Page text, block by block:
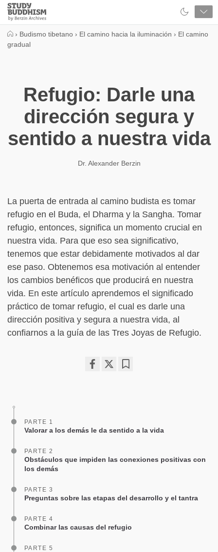
Close
Study
Buddhism
› Budismo tibetano › El camino hacia la iluminación › El camino
gradual
Refugio: Darle una
dirección segura y
sentido a nuestra vida
Dr. Alexander Berzin
La puerta de entrada al camino budista es tomar
refugio en el Buda, el Dharma y la Sangha. Tomar
refugio, entonces, significa un momento crucial en
nuestra vida. Para que eso sea significativo,
tenemos que estar debidamente motivados al dar
ese paso. Obtenemos esa motivación al entender
los cambios benéficos que producirá en nuestra
vida. En este artículo aprendemos el significado
práctico de tomar refugio, el cual es darle una
dirección positiva y segura a nuestra vida, al
confiarnos a la guía de las Tres Joyas de Refugio.
PARTE 1
Valorar a los demás le da sentido a la vida
PARTE 2
Obstáculos que impiden las conexiones positivas con
los demás
PARTE 3
Preguntas sobre las etapas del desarrollo y el tantra
PARTE 4
Combinar las causas del refugio
PARTE 5